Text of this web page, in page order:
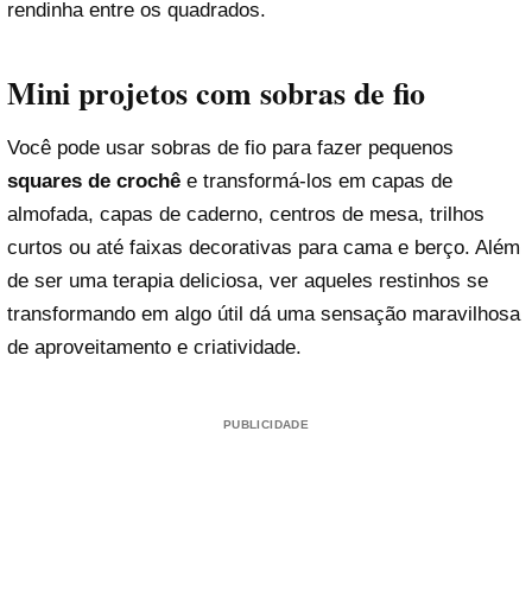
rendinha entre os quadrados.
Mini projetos com sobras de fio
Você pode usar sobras de fio para fazer pequenos
squares de crochê e transformá-los em capas de
almofada, capas de caderno, centros de mesa, trilhos
curtos ou até faixas decorativas para cama e berço. Além
de ser uma terapia deliciosa, ver aqueles restinhos se
transformando em algo útil dá uma sensação maravilhosa
de aproveitamento e criatividade.
PUBLICIDADE